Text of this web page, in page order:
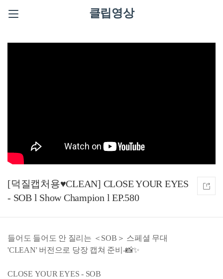
클립영상
[덕질캡처용♥CLEAN] CLOSE YOUR EYES
- SOB l Show Champion l EP.580
들어도 들어도 안 질리는 ＜SOB＞ 스페셜 무대
'CLEAN' 버전으로 당장 캡쳐 준비-📸✨
CLOSE YOUR EYES - SOB